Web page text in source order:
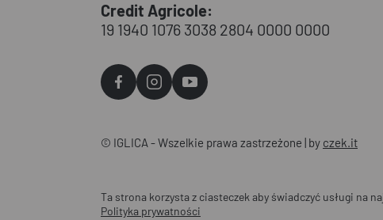
Credit Agricole:
19 1940 1076 3038 2804 0000 0000
Agvo
Agvo
Agvo
© IGLICA - Wszelkie prawa zastrzeżone | by czek.it
Ta strona korzysta z ciasteczek aby świadczyć usługi na
Polityka prywatności